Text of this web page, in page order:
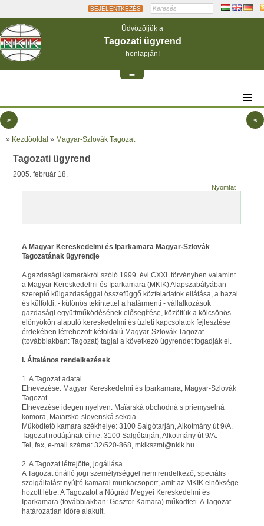
BEJELENTKEZÉS
Üdvözöljük a
Tagozati ügyrend
honlapján!
-
> <
» Kezdőoldal » Magyar-Szlovák Tagozat
Tagozati ügyrend
2005. február 18.
Nyomtat
A Magyar Kereskedelmi és Iparkamara Magyar-Szlovák
Tagozatának ügyrendje
A gazdasági kamarákról szóló 1999. évi CXXI. törvényben valamint
a Magyar Kereskedelmi és Iparkamara (MKIK) Alapszabályában
szereplő külgazdasággal összefüggő közfeladatok ellátása, a hazai
és külföldi, - különös tekintettel a határmenti - vállalkozások
gazdasági együttműködésének elősegítése, közöttük a kölcsönös
előnyökön alapuló kereskedelmi és üzleti kapcsolatok fejlesztése
érdekében létrehozott kétoldalú Magyar-Szlovák Tagozat
(továbbiakban: Tagozat) tagjai a következő ügyrendet fogadják el.
I. Általános rendelkezések
1. A Tagozat adatai
Elnevezése: Magyar Kereskedelmi és Iparkamara, Magyar-Szlovák
Tagozat
Elnevezése idegen nyelven: Maïarská obchodná s priemyselná
komora, Maïarsko-slovenská sekcia
Működtető kamara székhelye: 3100 Salgótarján, Alkotmány út 9/A.
Tagozat irodájának címe: 3100 Salgótarján, Alkotmány út 9/A.
Tel, fax, e-mail száma: 32/520-868, mkikszmt@nkik.hu
2. A Tagozat létrejötte, jogállása
A Tagozat önálló jogi személyiséggel nem rendelkező, speciális
szolgáltatást nyújtó kamarai munkacsoport, amit az MKIK elnöksége
hozott létre. A Tagozatot a Nógrád Megyei Kereskedelmi és
Iparkamara (továbbiakban: Gesztor Kamara) működteti. A Tagozat
határozatlan időre alakult.